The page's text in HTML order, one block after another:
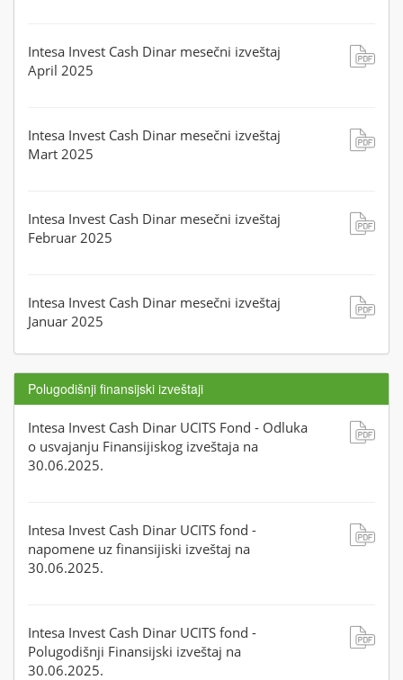
Intesa Invest Cash Dinar mesečni izveštaj
April 2025
Intesa Invest Cash Dinar mesečni izveštaj
Mart 2025
Intesa Invest Cash Dinar mesečni izveštaj
Februar 2025
Intesa Invest Cash Dinar mesečni izveštaj
Januar 2025
Polugodišnji finansijski izveštaji
Intesa Invest Cash Dinar UCITS Fond - Odluka
o usvajanju Finansijiskog izveštaja na
30.06.2025.
Intesa Invest Cash Dinar UCITS fond -
napomene uz finansijiski izveštaj na
30.06.2025.
Intesa Invest Cash Dinar UCITS fond -
Polugodišnji Finansijski izveštaj na
30.06.2025.